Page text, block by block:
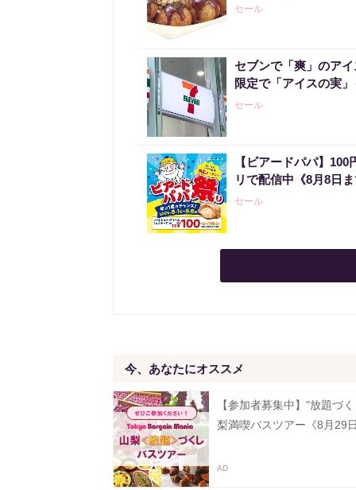
セール
セブンで「爽」のア
限定で「アイスの実
セール
【ビアードパパ】
リで配信中《8月8日
セール
今、あなたにオススメ
【参加者募集中】"放題づ
梨満喫バスツアー《8月29